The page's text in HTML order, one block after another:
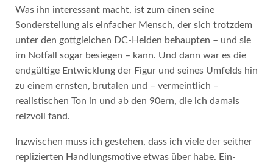
Was ihn interessant macht, ist zum einen seine
Sonderstellung als einfacher Mensch, der sich trotzdem
unter den gottgleichen DC-Helden behaupten – und sie
im Notfall sogar besiegen – kann. Und dann war es die
endgültige Entwicklung der Figur und seines Umfelds hin
zu einem ernsten, brutalen und – vermeintlich –
realistischen Ton in und ab den 90ern, die ich damals
reizvoll fand.
Inzwischen muss ich gestehen, dass ich viele der seither
replizierten Handlungsmotive etwas über habe. Ein-